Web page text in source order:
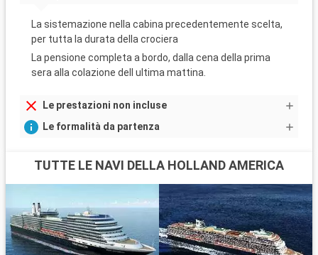
La sistemazione nella cabina precedentemente scelta,
per tutta la durata della crociera
La pensione completa a bordo, dalla cena della prima
sera alla colazione dell ultima mattina.
Le prestazioni non incluse
Le formalità da partenza
TUTTE LE NAVI DELLA HOLLAND AMERICA